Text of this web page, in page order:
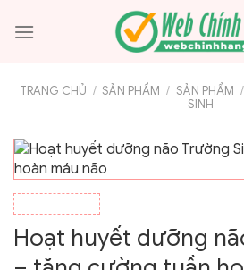
qua
TRANG CHỦ / SẢN PHẨM / SẢN PHẨM /
SINH
Hoạt huyết dưỡng